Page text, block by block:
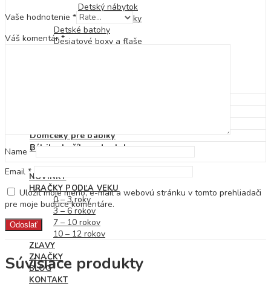
Detský nábytok
Lampy a baterky
Detské batohy
Desiatové boxy a fľaše
Domčeky pre bábiky
Bábiky, kočíky a doplnky
NOVINKY
HRAČKY PODĽA VEKU
0 – 3 roky
3 – 6 rokov
7 – 10 rokov
10 – 12 rokov
ZĽAVY
ZNAČKY
BLOG
KONTAKT
Vaše hodnotenie *
Váš komentár*
Name *
Email *
Uložiť moje meno, e-mail a webovú stránku v tomto prehliadači
pre moje budúce komentáre.
Súvisiace produkty